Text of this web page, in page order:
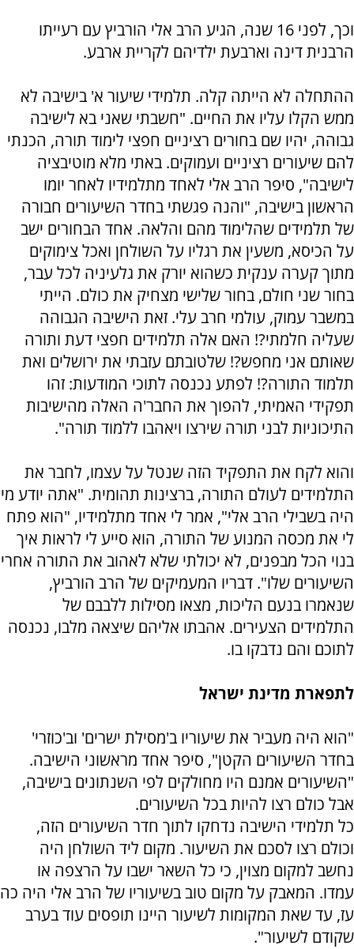
וכך, לפני 16 שנה, הגיע הרב אלי הורביץ עם רעייתו
הרבנית דינה וארבעת ילדיהם לקריית ארבע.
ההתחלה לא הייתה קלה. תלמידי שיעור א' בישיבה לא
ממש הקלו עליו את החיים. "חשבתי שאני בא לישיבה
גבוהה, יהיו שם בחורים רציניים חפצי לימוד תורה, הכנתי
להם שיעורים רציניים ועמוקים. באתי מלא מוטיבציה
לישיבה", סיפר הרב אלי לאחד מתלמידיו לאחר יומו
הראשון בישיבה, "והנה פגשתי בחדר השיעורים חבורה
של תלמידים שהלימוד מהם והלאה. אחד הבחורים ישב
על הכיסא, משעין את רגליו על השולחן ואכל צימוקים
מתוך קערה ענקית כשהוא יורק את גלעיניה לכל עבר,
בחור שני חולם, בחור שלישי מצחיק את כולם. הייתי
במשבר עמוק, עולמי חרב עלי. זאת הישיבה הגבוהה
שעליה חלמתי?! האם אלה תלמידים חפצי דעת ותורה
שאותם אני מחפש?! שלטובתם עזבתי את ירושלים ואת
תלמוד התורה?! לפתע נכנסה לתוכי המודעות: זהו
תפקידי האמיתי, להפוך את החבר'ה האלה מהישיבות
התיכוניות לבני תורה שירצו ויאהבו ללמוד תורה".
והוא לקח את התפקיד הזה שנטל על עצמו, לחבר את
התלמידים לעולם התורה, ברצינות תהומית. "אתה יודע מי
היה בשבילי הרב אלי", אמר לי אחד מתלמידיו, "הוא פתח
לי את מכסה המנוע של התורה, הוא סייע לי לראות איך
בנוי הכל מבפנים, לא יכולתי שלא לאהוב את התורה אחרי
השיעורים שלו". דבריו המעמיקים של הרב הורביץ,
שנאמרו בנעם הליכות, מצאו מסילות ללבבם של
התלמידים הצעירים. אהבתו אליהם שיצאה מלבו, נכנסה
לתוכם והם נדבקו בו.
לתפארת מדינת ישראל
"הוא היה מעביר את שיעוריו ב'מסילת ישרים' וב'כוזרי'
בחדר השיעורים הקטן", סיפר אחד מראשוני הישיבה.
"השיעורים אמנם היו מחולקים לפי השנתונים בישיבה,
אבל כולם רצו להיות בכל השיעורים.
כל תלמידי הישיבה נדחקו לתוך חדר השיעורים הזה,
וכולם רצו לסכם את השיעור. מקום ליד השולחן היה
נחשב למקום מצוין, כי כל השאר ישבו על הרצפה או
עמדו. המאבק על מקום טוב בשיעוריו של הרב אלי היה כה
עז, עד שאת המקומות לשיעור היינו תופסים עוד בערב
שקודם לשיעור".